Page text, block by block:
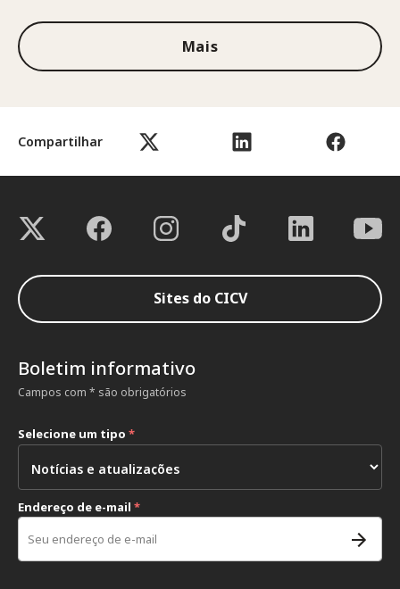
Compartilhar
Mais
Sites do CICV
Boletim informativo
Campos com * são obrigatórios
Selecione um tipo *
Endereço de e-mail *